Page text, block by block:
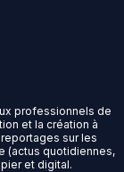
professionnels de
et la création à
sur les
(actus quotidiennes,
et digital.